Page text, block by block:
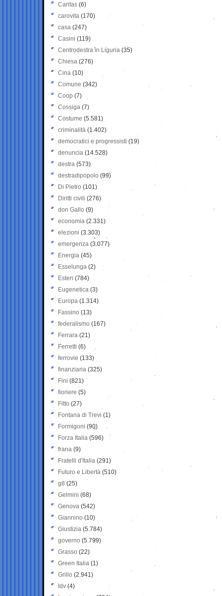
Caritas (6)
carovita (170)
casa (247)
Casini (119)
Centrodestra in Liguria (35)
Chiesa (276)
Cina (10)
Comune (342)
Coop (7)
Cossiga (7)
Costume (5.581)
criminalità (1.402)
democratici e progressisti (19)
denuncia (14.528)
destra (573)
destradipopolo (99)
Di Pietro (101)
Diritti civili (276)
don Gallo (9)
economia (2.331)
elezioni (3.303)
emergenza (3.077)
Energia (45)
Esselunga (2)
Esteri (784)
Eugenetica (3)
Europa (1.314)
Fassino (13)
federalismo (167)
Ferrara (21)
Ferretti (6)
ferrovie (133)
finanziaria (325)
Fini (821)
fioriere (5)
Fitto (27)
Fontana di Trevi (1)
Formigoni (90)
Forza Italia (596)
frana (9)
Fratelli d'Italia (291)
Futuro e Libertà (510)
g8 (25)
Gelmini (68)
Genova (542)
Giannino (10)
Giustizia (5.784)
governo (5.799)
Grasso (22)
Green Italia (1)
Grillo (2.941)
Idv (4)